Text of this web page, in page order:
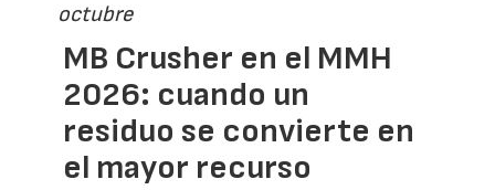
octubre
MB Crusher en el MMH
2026: cuando un
residuo se convierte en
el mayor recurso